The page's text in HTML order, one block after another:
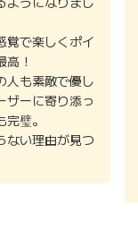
覚で楽しくポイ
！
人も素敵で優し
ザーに寄り添っ
璧。
ない理由が見つ